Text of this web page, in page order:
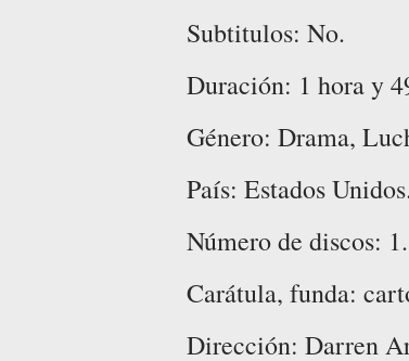
Subtitulos: No.
Duración: 1 hora y
Género: Drama,
País: Estados
Número de discos: 1.
Carátula, funda:
Dirección: ‎Darren